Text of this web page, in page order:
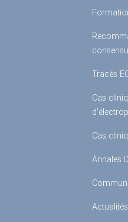
Tracés
Cas
Cas
Annales
Actualités